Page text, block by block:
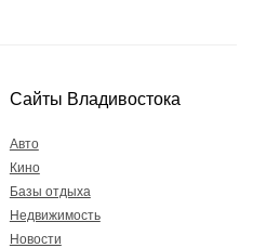
Сайты Владивостока
Авто
Кино
Базы отдыха
Недвижимость
Новости